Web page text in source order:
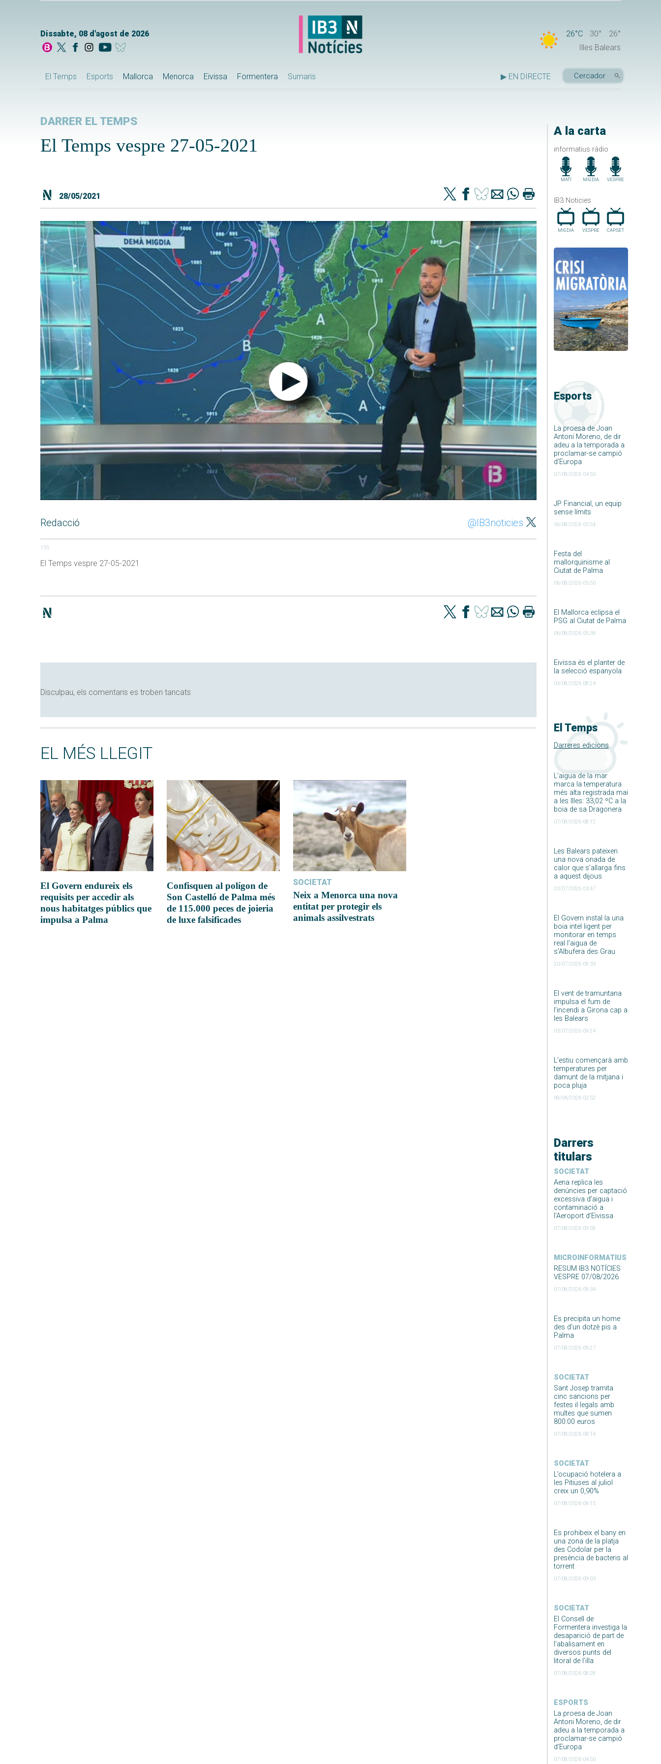
Dissabte, 08 d'agost de 2026 26°C 30°
26°
Illes Balears
El Temps Esports Mallorca Menorca Eivissa Formentera Sumaris ▶ EN DIRECTE
A la carta
informatius ràdio
MATÍ MIGDIA VESPRE
IB3 Noticies
MIGDIA VESPRE CAP.SET
Esports
La proesa de Joan
Antoni Moreno, de dir
adeu a la temporada a
proclamar-se campió
d’Europa
07/08/2026 04:50
JP Financial, un equip
sense límits
06/08/2026 05:54
Festa del
mallorquinisme al
Ciutat de Palma
06/08/2026 05:50
El Mallorca eclipsa el
PSG al Ciutat de Palma
06/08/2026 05:36
Eivissa és el planter de
la selecció espanyola
04/08/2026 08:24
El Temps
Darreres edicions
L’aigua de la mar
marca la temperatura
més alta registrada mai
a les Illes: 33,02 ºC a la
boia de sa Dragonera
07/08/2026 08:12
Les Balears pateixen
una nova onada de
calor que s’allarga fins
a aquest dijous
20/07/2026 03:47
El Govern instal·la una
boia intel·ligent per
monitorar en temps
real l’aigua de
s’Albufera des Grau
20/07/2026 09:33
El vent de tramuntana
impulsa el fum de
l’incendi a Girona cap a
les Balears
03/07/2026 09:24
L’estiu començarà amb
temperatures per
damunt de la mitjana i
poca pluja
09/06/2026 02:52
Darrers
titulars
SOCIETAT
Aena replica les
denúncies per captació
excessiva d’aigua i
contaminació a
l’Aeroport d’Eivissa
07/08/2026 09:59
MICROINFORMATIUS
RESUM IB3 NOTÍCIES
VESPRE 07/08/2026
07/08/2026 09:34
Es precipita un home
des d’un dotzè pis a
Palma
07/08/2026 09:27
SOCIETAT
Sant Josep tramita
cinc sancions per
festes il·legals amb
multes que sumen
800.00 euros
07/08/2026 09:14
SOCIETAT
L’ocupació hotelera a
les Pitiüses al juliol
creix un 0,90%
07/08/2026 09:15
Es prohibeix el bany en
una zona de la platja
des Codolar per la
presència de bacteris al
torrent
07/08/2026 09:03
SOCIETAT
El Consell de
Formentera investiga la
desaparició de part de
l’abalisament en
diversos punts del
litoral de l’illa
07/08/2026 08:28
ESPORTS
La proesa de Joan
Antoni Moreno, de dir
adeu a la temporada a
proclamar-se campió
d’Europa
07/08/2026 04:50
DARRER EL TEMPS
El Temps vespre 27-05-2021
28/05/2021
Redacció @IB3noticies
155
El Temps vespre 27-05-2021
Disculpau, els comentaris es troben tancats
EL MÉS LLEGIT
El Govern endureix els
requisits per accedir als
nous habitatges públics que
impulsa a Palma
Confisquen al polígon de
Son Castelló de Palma més
de 115.000 peces de joieria
de luxe falsificades
SOCIETAT
Neix a Menorca una nova
entitat per protegir els
animals assilvestrats